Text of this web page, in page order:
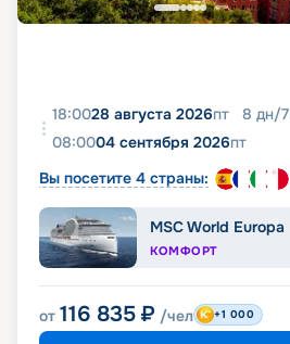
18:0028 августа 2026пт 8 дн/7
08:0004 сентября 2026пт
Вы посетите 4 страны:
MSC World Europa
КОМФОРТ
от 116 835 ₽ /чел +1 000